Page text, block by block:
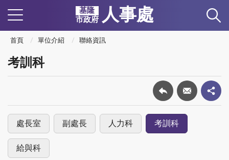
基隆
市政府
人事處
首頁 單位介紹 聯絡資訊
考訓科
處長室 副處長 人力科 考訓科
給與科